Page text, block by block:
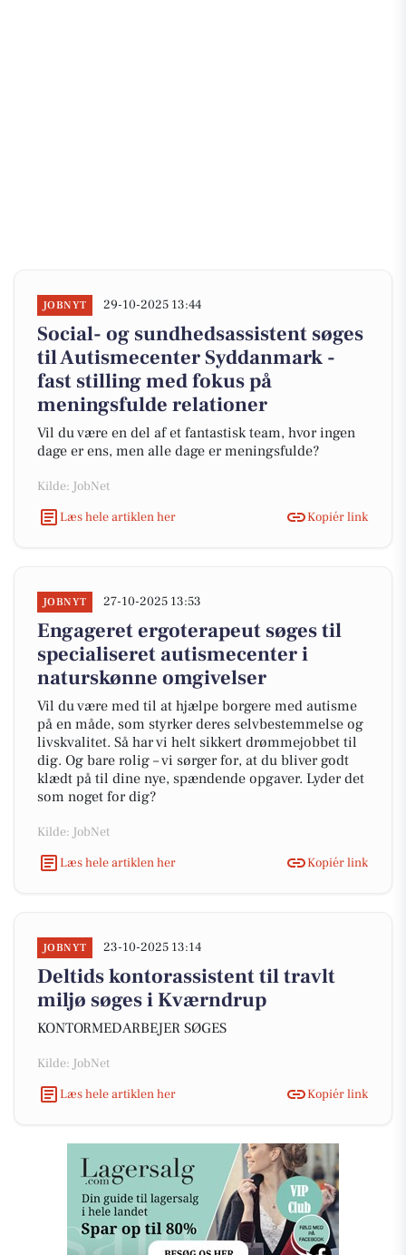
JOBNYT 29-10-2025 13:44
Social- og sundhedsassistent søges
til Autismecenter Syddanmark -
fast stilling med fokus på
meningsfulde relationer
Vil du være en del af et fantastisk team, hvor ingen
dage er ens, men alle dage er meningsfulde?
Kilde: JobNet
Læs hele artiklen her
Kopiér link
JOBNYT 27-10-2025 13:53
Engageret ergoterapeut søges til
specialiseret autismecenter i
naturskønne omgivelser
Vil du være med til at hjælpe borgere med autisme
på en måde, som styrker deres selvbestemmelse og
livskvalitet. Så har vi helt sikkert drømmejobbet til
dig. Og bare rolig – vi sørger for, at du bliver godt
klædt på til dine nye, spændende opgaver. Lyder det
som noget for dig?
Kilde: JobNet
Læs hele artiklen her
Kopiér link
JOBNYT 23-10-2025 13:14
Deltids kontorassistent til travlt
miljø søges i Kværndrup
KONTORMEDARBEJER SØGES
Kilde: JobNet
Læs hele artiklen her
Kopiér link